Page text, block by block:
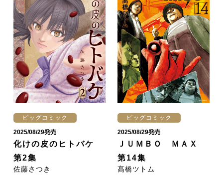
ビッグコミック
2025/08/29発売
化けの皮のヒトバケ
第2集
佐藤さつき
ビッグコミック
2025/08/29発売
ＪＵＭＢＯ ＭＡＸ
第14集
髙橋ツトム